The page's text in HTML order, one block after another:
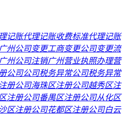
记账代理记账收费标准代理记账
州公司变更工商变更公司变更流
州公司注销广州营业执照办理营
公司公司税务异常公司税务异常
册公司海珠区注册公司越秀区注
注册公司番禺区注册公司从化区
区注册公司花都区注册公司白云